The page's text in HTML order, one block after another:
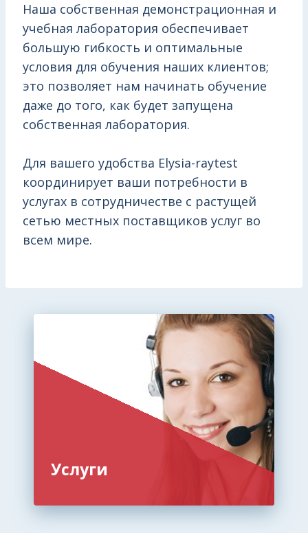
Наша собственная демонстрационная и
учебная лаборатория обеспечивает
большую гибкость и оптимальные
условия для обучения наших клиентов;
это позволяет нам начинать обучение
даже до того, как будет запущена
собственная лаборатория.
Для вашего удобства Elysia-raytest
координирует ваши потребности в
услугах в сотрудничестве с растущей
сетью местных поставщиков услуг во
всем мире.
Услуги